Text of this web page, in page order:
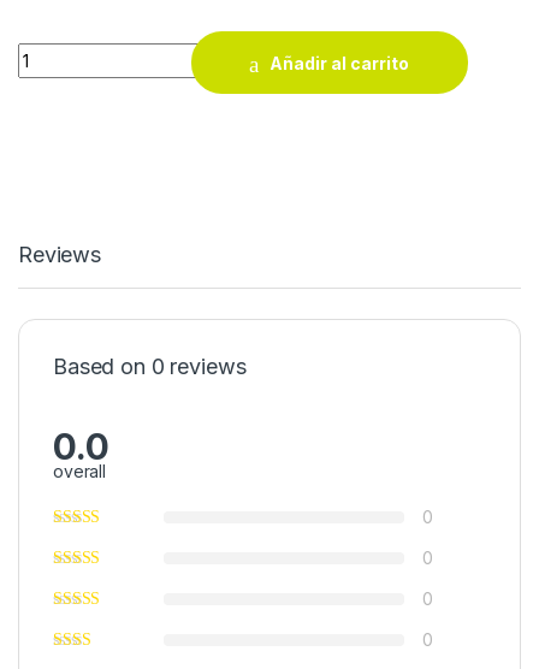
Alicate universal 180mm Knipex 03 02 180 quantity
Añadir al carrito
Reviews
Based on 0 reviews
0.0
overall
0
0
0
0